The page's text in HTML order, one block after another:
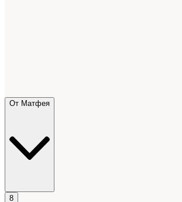
От Матфея
8